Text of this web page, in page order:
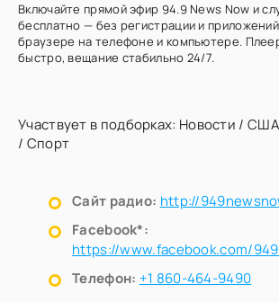
Включайте прямой эфир 94.9 News Now и
бесплатно — без регистрации и
браузере на телефоне и компьютере.
быстро, вещание стабильно 24/7.
Участвует в подборках: Новости / США
/ Спорт
Сайт радио: http://
Facebook*:
https://www.facebook.com/
Телефон: +1 860-464-9490